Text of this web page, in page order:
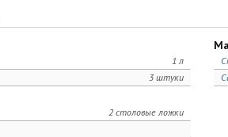
1 л
3 штуки
2 столовые ложки